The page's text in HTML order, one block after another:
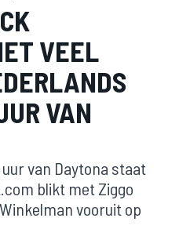
VEEL
VAN
van Daytona staat
blikt met Ziggo
vooruit op